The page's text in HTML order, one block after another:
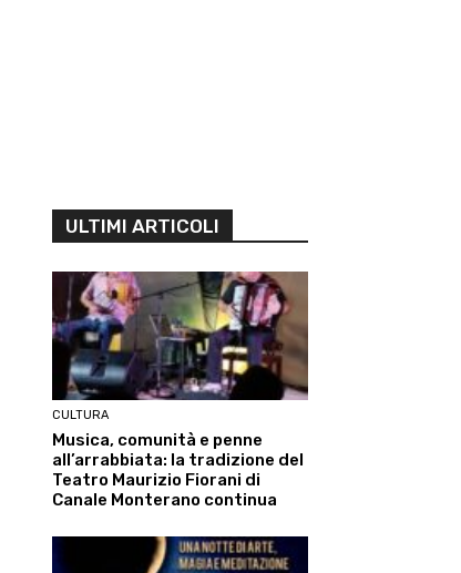
ReddIt
ULTIMI ARTICOLI
CULTURA
Musica, comunità e penne
all’arrabbiata: la tradizione del
Teatro Maurizio Fiorani di
Canale Monterano continua